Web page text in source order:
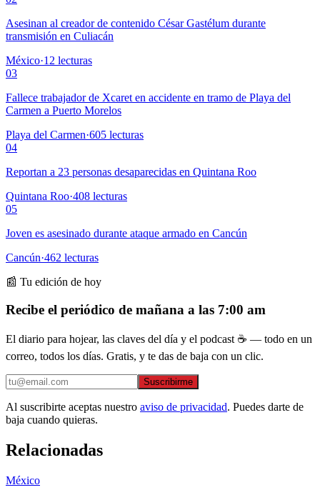
Asesinan al creador de contenido César Gastélum durante
transmisión en Culiacán
México·12 lecturas
03
Fallece trabajador de Xcaret en accidente en tramo de Playa del
Carmen a Puerto Morelos
Playa del Carmen·605 lecturas
04
Reportan a 23 personas desaparecidas en Quintana Roo
Quintana Roo·408 lecturas
05
Joven es asesinado durante ataque armado en Cancún
Cancún·462 lecturas
📰 Tu edición de hoy
Recibe el periódico de mañana a las 7:00 am
El diario para hojear, las claves del día y el podcast ☕ — todo en un
correo, todos los días. Gratis, y te das de baja con un clic.
Suscribirme
Al suscribirte aceptas nuestro aviso de privacidad. Puedes darte de
baja cuando quieras.
Relacionadas
México